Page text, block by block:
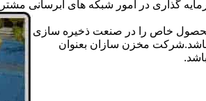
محصول خاص را در صنعت ذخیره سازی
مخزن سازان بعنوان